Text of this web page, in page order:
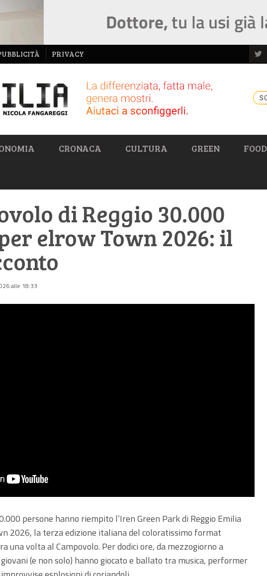
PRIVACY
CRONACA CULTURA GREEN FOOD
di Reggio 30.000
elrow Town 2026: il
alle 18:33
persone hanno riempito l’Iren Green Park di Reggio Emilia
2026, la terza edizione italiana del coloratissimo format
una volta al Campovolo. Per dodici ore, da mezzogiorno a
(e non solo) hanno giocato e ballato tra musica, performer